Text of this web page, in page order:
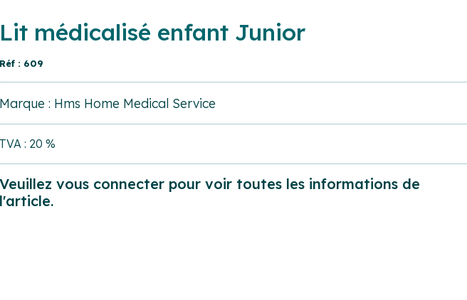
Lit médicalisé enfant Junior
Réf : 609
Marque : Hms Home Medical Service
TVA : 20 %
Veuillez vous connecter pour voir toutes les informations de
l'article.